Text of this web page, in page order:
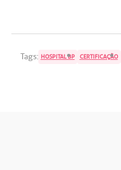
Tags: HOSPITAL BP CERTIFICAÇÃO